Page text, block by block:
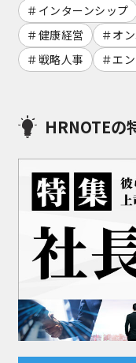
インターンシップ
健康経営
オ
戦略人事
エ
HRNOTEの